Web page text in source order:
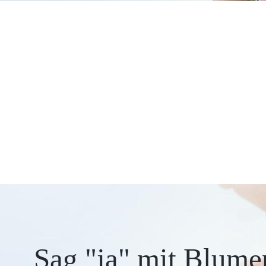
Sag "ja" mit